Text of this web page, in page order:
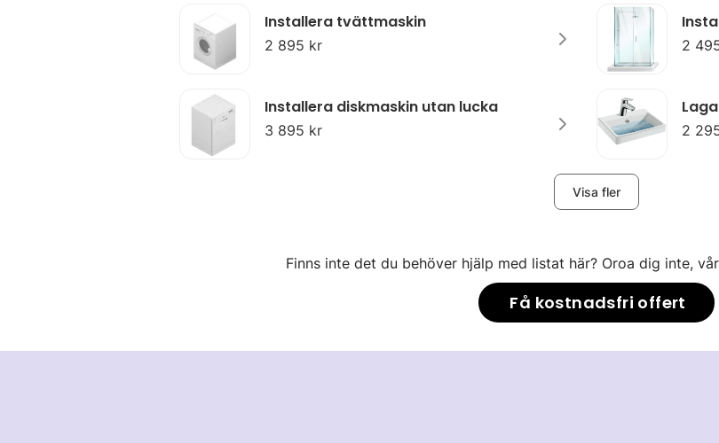
Installera tvättmaskin
2 895 kr 2
Installera diskmaskin utan lucka
3 895 kr 2
Visa fler
Finns inte det du behöver hjälp med listat här? Oroa dig inte,
Få kostnadsfri offert